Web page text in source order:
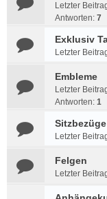
Letzter
Antworten: 7
Exklusiv
Letzter
Embleme
Letzter
Antworten: 1
Sitzbezüge
Letzter
Felgen
Letzter